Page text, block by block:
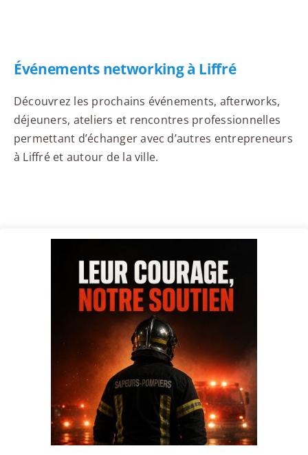
Événements networking à Liffré
Découvrez les prochains événements, afterworks,
déjeuners, ateliers et rencontres professionnelles
permettant d’échanger avec d’autres entrepreneurs
à Liffré et autour de la ville.